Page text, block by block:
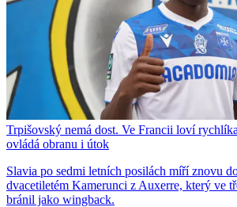
Trpišovský nemá dost. Ve Francii loví
ovládá obranu i útok
Slavia po sedmi letních posilách míří znovu
dvacetiletém Kamerunci z Auxerre, který ve
bránil jako wingback.